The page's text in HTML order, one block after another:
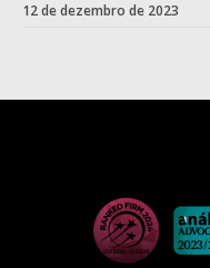
12 de dezembro de 2023